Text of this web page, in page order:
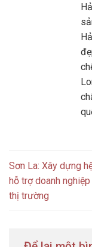
Sơn La: Xây dựng
hỗ trợ doanh
thị trường